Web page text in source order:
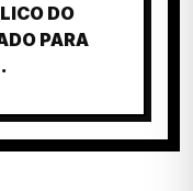
DO
PARA